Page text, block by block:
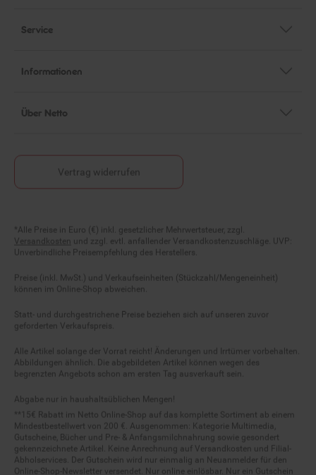
Über Netto
Fußnoten
Versandkosten und zzgl. evtl. anfallender Versandkostenzuschläge. UVP:
Unverbindliche Preisempfehlung des Herstellers.
können im Online-Shop abweichen.
geforderten Verkaufspreis.
Abbildungen ähnlich. Die abgebildeten Artikel können wegen des
begrenzten Angebots schon am ersten Tag ausverkauft sein.
Mindestbestellwert von 200 €. Ausgenommen: Kategorie Multimedia,
Gutscheine, Bücher und Pre- & Anfangsmilchnahrung sowie gesondert
gekennzeichnete Artikel. Keine Anrechnung auf Versandkosten und Filial-
Abholservices. Der Gutschein wird nur einmalig an Neuanmelder für den
Online-Shop-Newsletter versendet. Nur online einlösbar. Nur ein Gutschein